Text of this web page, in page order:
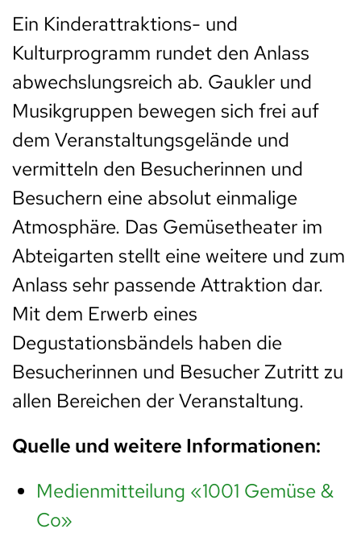
Ein Kinderattraktions- und
Kulturprogramm rundet den Anlass
abwechslungsreich ab. Gaukler und
Musikgruppen bewegen sich frei auf
dem Veranstaltungsgelände und
vermitteln den Besucherinnen und
Besuchern eine absolut einmalige
Atmosphäre. Das Gemüsetheater im
Abteigarten stellt eine weitere und zum
Anlass sehr passende Attraktion dar.
Mit dem Erwerb eines
Degustationsbändels haben die
Besucherinnen und Besucher Zutritt zu
allen Bereichen der Veranstaltung.
Quelle und weitere Informationen:
Medienmitteilung «1001 Gemüse &
Co»